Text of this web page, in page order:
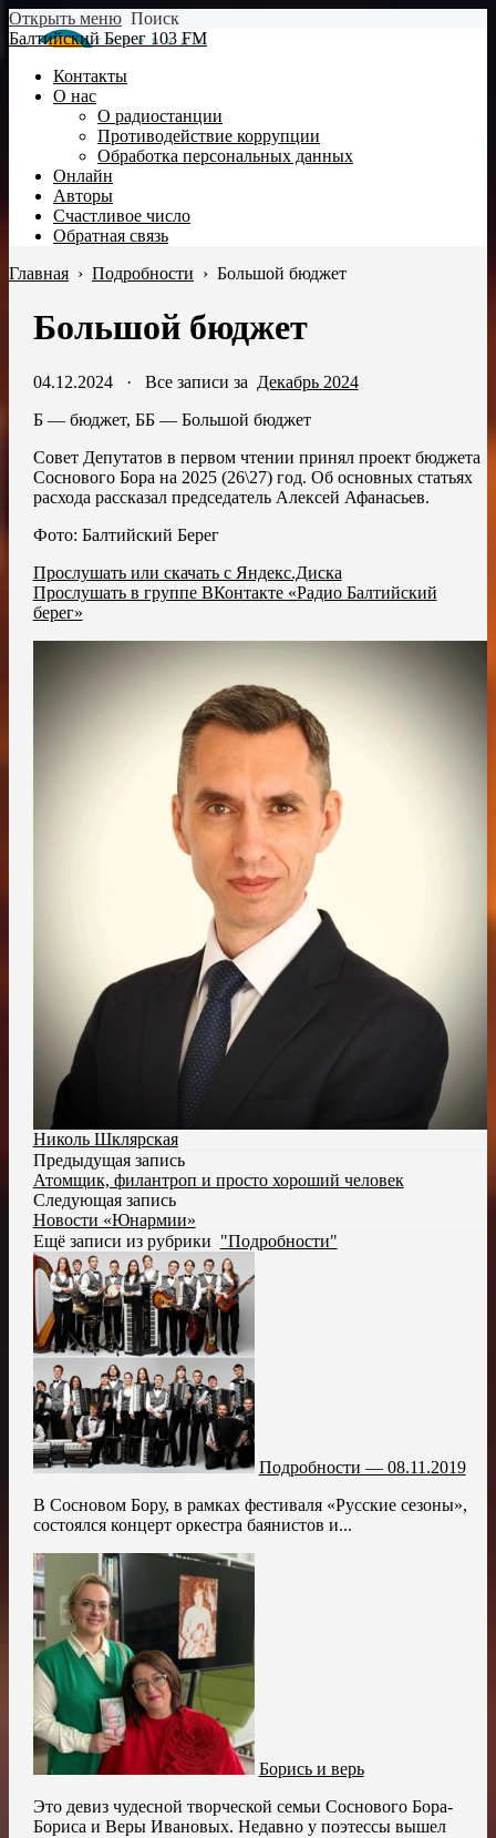
Открыть меню Поиск
Балтийский Берег 103 FM
Контакты
О нас
О радиостанции
Противодействие коррупции
Обработка персональных данных
Онлайн
Авторы
Счастливое число
Обратная связь
Главная › Подробности › Большой бюджет
Большой бюджет
04.12.2024· Все записи за Декабрь 2024
Б — бюджет, ББ — Большой бюджет
Совет Депутатов в первом чтении принял проект бюджета
Соснового Бора на 2025 (26\27) год. Об основных статьях
расхода рассказал председатель Алексей Афанасьев.
Фото: Балтийский Берег
Прослушать или скачать с Яндекс.Диска
Прослушать в группе ВКонтакте «Радио Балтийский
берег»
Николь Шклярская
Предыдущая запись
Атомщик, филантроп и просто хороший человек
Следующая запись
Новости «Юнармии»
Ещё записи из рубрики "Подробности"
Подробности — 08.11.2019
В Сосновом Бору, в рамках фестиваля «Русские сезоны»,
состоялся концерт оркестра баянистов и...
Борись и верь
Это девиз чудесной творческой семьи Соснового Бора-
Бориса и Веры Ивановых. Недавно у поэтессы вышел